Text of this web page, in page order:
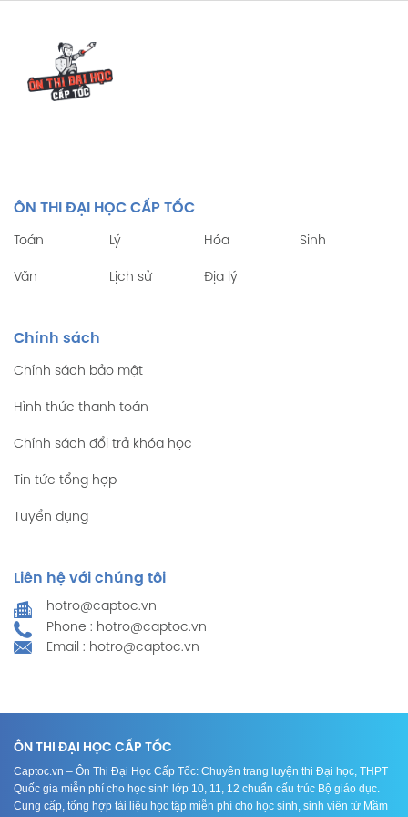
ÔN THI ĐẠI HỌC CẤP TỐC
Toán Lý Hóa Sinh
Văn Lịch sử Địa lý
Chính sách
Chính sách bảo mật
Hình thức thanh toán
Chính sách đổi trả khóa học
Tin tức tổng hợp
Tuyển dụng
Liên hệ với chúng tôi
hotro@captoc.vn
Phone : hotro@captoc.vn
Email : hotro@captoc.vn
ÔN THI ĐẠI HỌC CẤP TỐC
Captoc.vn – Ôn Thi Đại Học Cấp Tốc: Chuyên trang luyện thi Đại học, THPT
Quốc gia miễn phí cho học sinh lớp 10, 11, 12 chuẩn cấu trúc Bộ giáo dục.
Cung cấp, tổng hợp tài liệu học tập miễn phí cho học sinh, sinh viên từ Mầm